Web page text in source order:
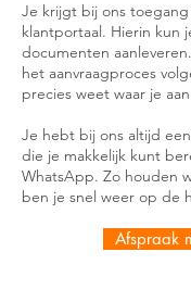
Je krijgt bij ons
klantportaal. Hierin kun
documenten
het aanvraagproces
precies weet waar je
Je hebt bij ons altijd
die je makkelijk kunt
WhatsApp. Zo houden
ben je snel weer op de
Afspraak